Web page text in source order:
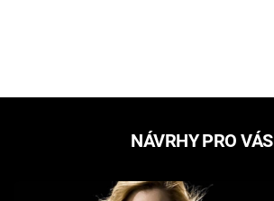
NÁVRHY PRO VÁS